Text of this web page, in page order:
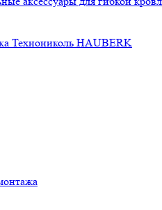
Технониколь HAUBERK